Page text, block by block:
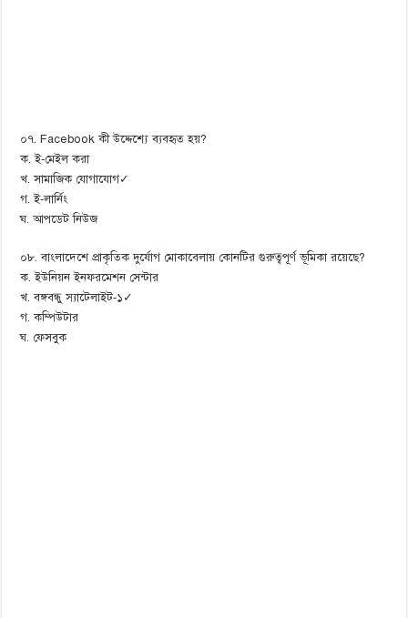
০৭. Facebook কী উদ্দেশ্যে ব্যবহৃত হয়?
ক. ই-মেইল করা
খ. সামাজিক যোগাযোগ✓
গ. ই-লার্নিং
ঘ. আপডেট নিউজ
০৮. বাংলাদেশে প্রাকৃতিক দুর্যোগ মোকাবেলায় কোনটির গুরুত্বপূর্ণ ভূমিকা রয়েছে?
ক. ইউনিয়ন ইনফরমেশন সেন্টার
খ. বঙ্গবন্ধু স্যাটেলাইট-১✓
গ. কম্পিউটার
ঘ. ফেসবুক